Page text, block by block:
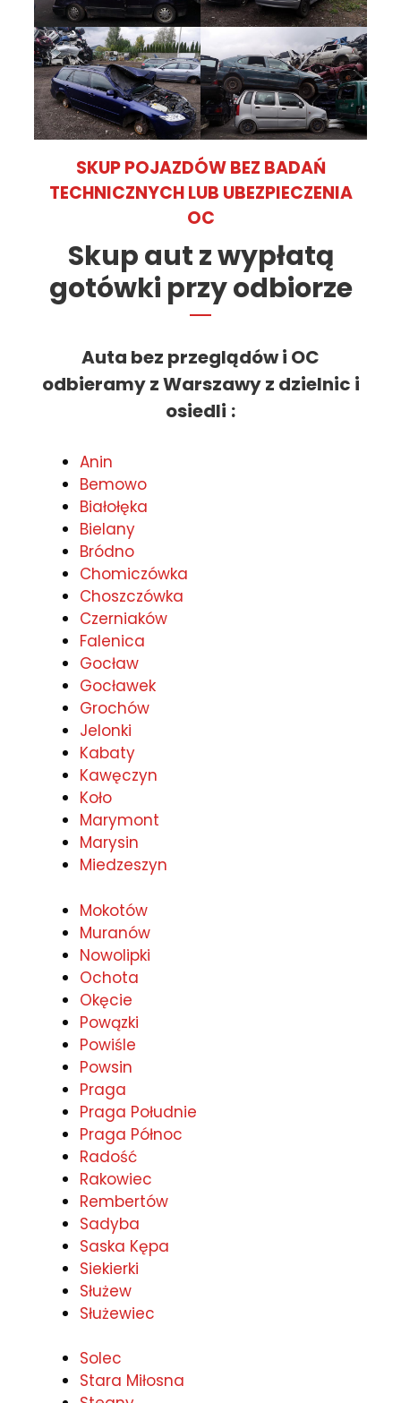
SKUP POJAZDÓW BEZ BADAŃ
TECHNICZNYCH LUB UBEZPIECZENIA
OC
Skup aut z wypłatą
gotówki przy odbiorze
Auta bez przeglądów i OC
odbieramy z Warszawy z dzielnic i
osiedli :
Anin
Bemowo
Białołęka
Bielany
Bródno
Chomiczówka
Choszczówka
Czerniaków
Falenica
Gocław
Gocławek
Grochów
Jelonki
Kabaty
Kawęczyn
Koło
Marymont
Marysin
Miedzeszyn
Mokotów
Muranów
Nowolipki
Ochota
Okęcie
Powązki
Powiśle
Powsin
Praga
Praga Południe
Praga Północ
Radość
Rakowiec
Rembertów
Sadyba
Saska Kępa
Siekierki
Służew
Służewiec
Solec
Stara Miłosna